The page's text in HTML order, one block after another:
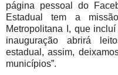
página pessoal do
Estadual tem a
Metropolitana I, que
inauguração abrirá
estadual, assim,
municípios”.